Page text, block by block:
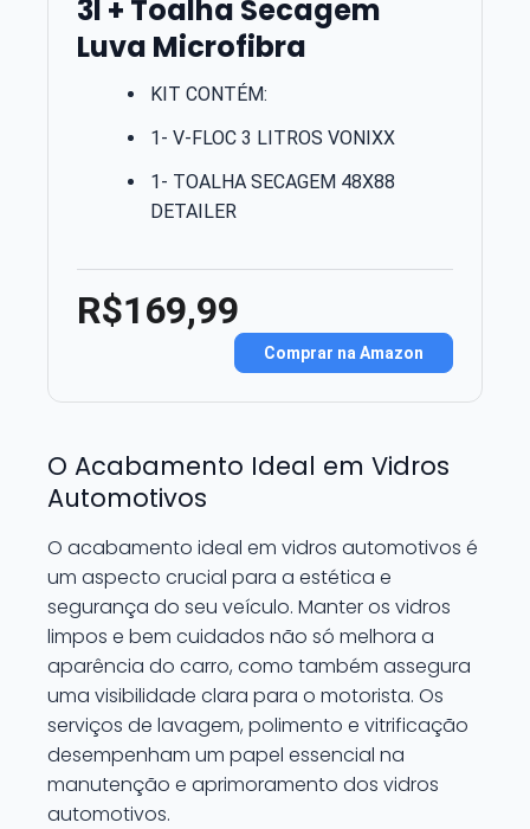
3l + Toalha Secagem
Luva Microfibra
KIT CONTÉM:
1- V-FLOC 3 LITROS VONIXX
1- TOALHA SECAGEM 48X88
DETAILER
R$169,99
Comprar na Amazon
O Acabamento Ideal em Vidros
Automotivos
O acabamento ideal em vidros automotivos é
um aspecto crucial para a estética e
segurança do seu veículo. Manter os vidros
limpos e bem cuidados não só melhora a
aparência do carro, como também assegura
uma visibilidade clara para o motorista. Os
serviços de lavagem, polimento e vitrificação
desempenham um papel essencial na
manutenção e aprimoramento dos vidros
automotivos.